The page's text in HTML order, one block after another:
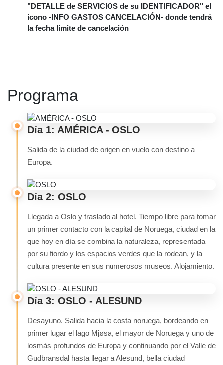
"DETALLE de SERVICIOS de su IDENTIFICADOR" el
icono -INFO GASTOS CANCELACIÓN- donde tendrá
la fecha limite de cancelación
Programa
Día 1: AMÉRICA - OSLO
Salida de la ciudad de origen en vuelo con destino a
Europa.
Día 2: OSLO
Llegada a Oslo y traslado al hotel. Tiempo libre para tomar
un primer contacto con la capital de Noruega, ciudad en la
que hoy en día se combina la naturaleza, representada
por su fiordo y los espacios verdes que la rodean, y la
cultura presente en sus numerosos museos. Alojamiento.
Día 3: OSLO - ALESUND
Desayuno. Salida hacia la costa noruega, bordeando en
primer lugar el lago Mjøsa, el mayor de Noruega y uno de
losmás profundos de Europa y continuando por el Valle de
Gudbransdal hasta llegar a Alesund, bella ciudad